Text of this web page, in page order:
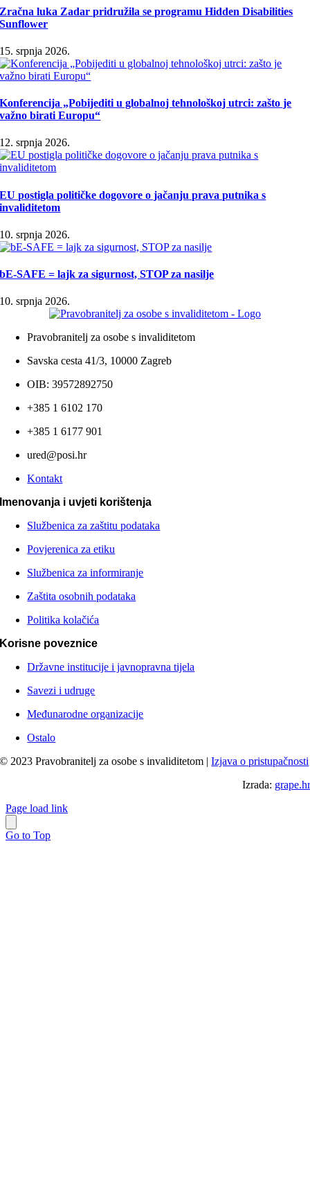
Zračna luka Zadar pridružila se programu Hidden Disabilities
Sunflower
15. srpnja 2026.
Konferencija „Pobijediti u globalnoj tehnološkoj utrci: zašto je
važno birati Europu“
12. srpnja 2026.
EU postigla političke dogovore o jačanju prava putnika s
invaliditetom
10. srpnja 2026.
bE-SAFE = lajk za sigurnost, STOP za nasilje
10. srpnja 2026.
Pravobranitelj za osobe s invaliditetom
Savska cesta 41/3, 10000 Zagreb
OIB: 39572892750
+385 1 6102 170
+385 1 6177 901
ured@posi.hr
Kontakt
Imenovanja i uvjeti korištenja
Službenica za zaštitu podataka
Povjerenica za etiku
Službenica za informiranje
Zaštita osobnih podataka
Politika kolačića
Korisne poveznice
Državne institucije i javnopravna tijela
Savezi i udruge
Međunarodne organizacije
Ostalo
© 2023 Pravobranitelj za osobe s invaliditetom |Izjava o pristupačnosti
Izrada: grape.hr
Page load link
Go to Top